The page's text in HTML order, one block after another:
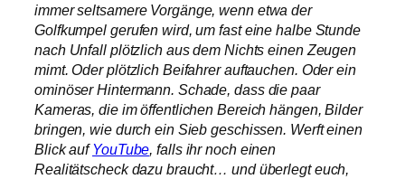
immer seltsamere Vorgänge, wenn etwa der
Golfkumpel gerufen wird, um fast eine halbe Stunde
nach Unfall plötzlich aus dem Nichts einen Zeugen
mimt. Oder plötzlich Beifahrer auftauchen. Oder ein
ominöser Hintermann. Schade, dass die paar
Kameras, die im öffentlichen Bereich hängen, Bilder
bringen, wie durch ein Sieb geschissen. Werft einen
Blick aufYouTube, falls ihr noch einen
Realitätscheck dazu braucht… und überlegt euch,